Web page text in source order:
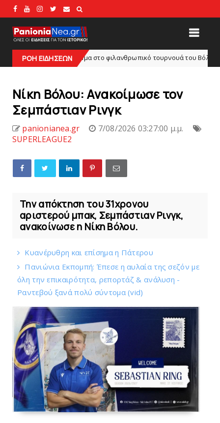
ΡΟΗ ΕΙΔΗΣΕΩΝ
πρόγραμμα στο φιλανθρωπικό τουρνουά του Bόλου HEADLINES
Νίκη Βόλου: Aνακοίμωσε τον
Σεμπάστιαν Ρινγκ
panionianea.gr
7/08/2026 03:27:00 μ.μ.
SUPERLEAGUE2
Την απόκτηση του 31χρονου
αριστερού μπακ, Σεμπάστιαν Ρινγκ,
ανακοίνωσε η Νίκη Βόλου.
Kυανέρυθρη και επίσημα η Πάτερου
Πανιώνια Εκπομπή: Έπεσε η αυλαία της σεζόν με
όλη την επικαιρότητα, ρεπορτάζ & ανάλυση -
Ραντεβού ξανά πολύ σύντομα (vid)